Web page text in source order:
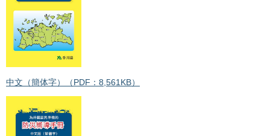
中文（簡体字）（PDF：8,561KB）